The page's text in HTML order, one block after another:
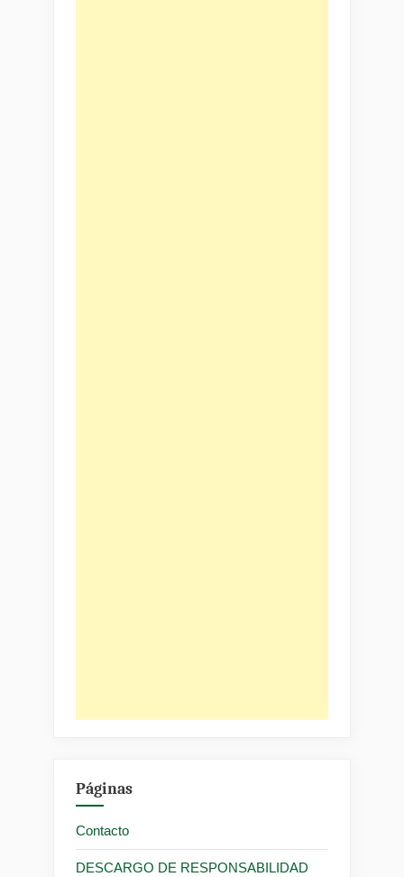
Páginas
Contacto
DESCARGO DE RESPONSABILIDAD